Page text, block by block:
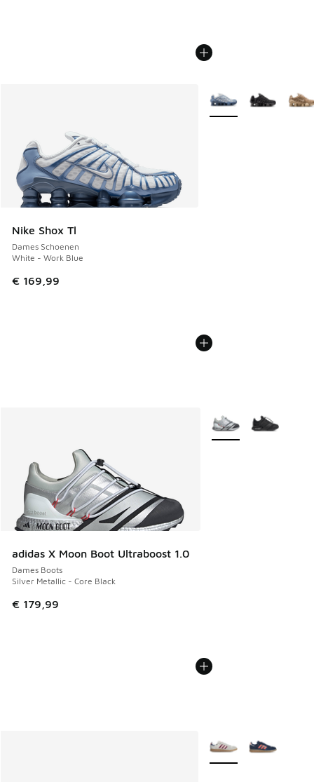
Nike Shox Tl
Dames Schoenen
White - Work Blue
€ 169,99
Meer kleuren
adidas X Moon Boot Ultraboost 1.0
Dames Boots
Silver Metallic - Core Black
€ 179,99
Meer kleuren
Meer kleuren